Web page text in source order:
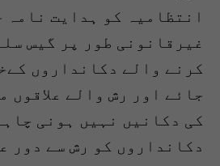
انتظامیہ کو ہدایت نامہ
غیرقانونی طور پر گیس
کرنے والے دکانداروں
جائے اور رش والے علاقوں
کی دکانیں نہیں ہونی
دکانداروں کو رش سے دور